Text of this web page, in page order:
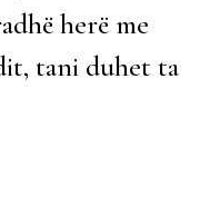
herë me
tani duhet ta